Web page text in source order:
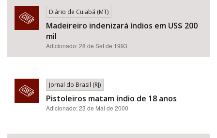
Diário de Cuiabá (MT)
Madeireiro indenizará índios em US$ 200
mil
Adicionado: 28 de Set de 1993
Jornal do Brasil (RJ)
Pistoleiros matam índio de 18 anos
Adicionado: 23 de Mai de 2000